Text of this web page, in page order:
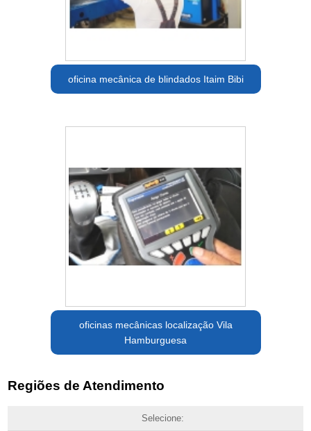
oficina mecânica de blindados Itaim Bibi
oficinas mecânicas localização Vila
Hamburguesa
Regiões de Atendimento
Selecione: